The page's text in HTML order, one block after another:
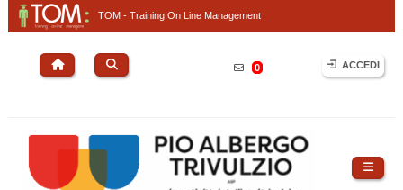
TOM - Training On Line Management
0 ACCEDI